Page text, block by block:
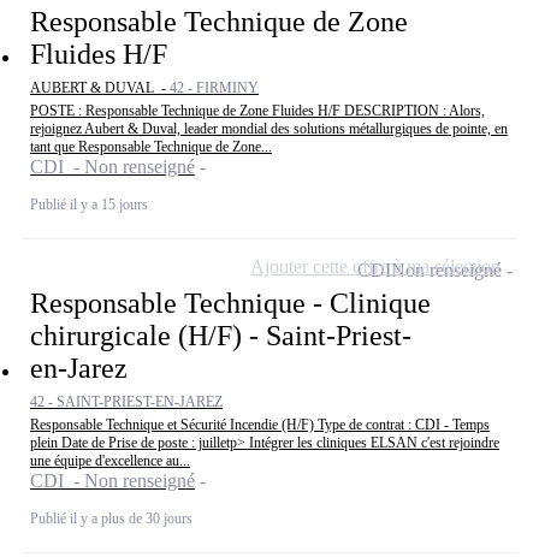
Responsable Technique de Zone
Fluides H/F
AUBERT & DUVAL - 42 - FIRMINY
POSTE : Responsable Technique de Zone Fluides H/F DESCRIPTION : Alors,
rejoignez Aubert & Duval, leader mondial des solutions métallurgiques de pointe, en
tant que Responsable Technique de Zone...
CDI - Non renseigné
Publié il y a 15 jours
Responsable Technique - Clinique
chirurgicale (H/F) - Saint-Priest-
en-Jarez
42 - SAINT-PRIEST-EN-JAREZ
Responsable Technique et Sécurité Incendie (H/F) Type de contrat : CDI - Temps
plein Date de Prise de poste : juilletp> Intégrer les cliniques ELSAN c'est rejoindre
une équipe d'excellence au...
CDI - Non renseigné
Publié il y a plus de 30 jours
CDINon renseigné
Ajouter cette offre à ma sélection